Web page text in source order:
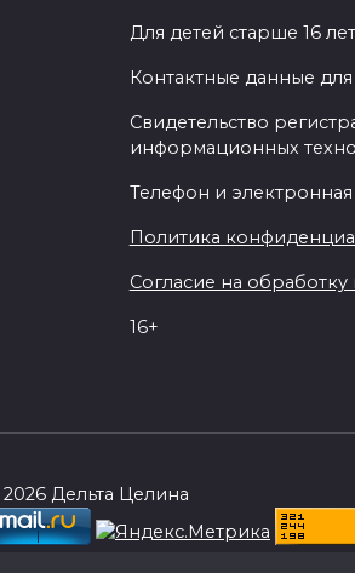
Для детей старше 16
Контактные данные
Свидетельство
информационных
Телефон и электронная
Политика
Согласие на
16+
Дельта Целина